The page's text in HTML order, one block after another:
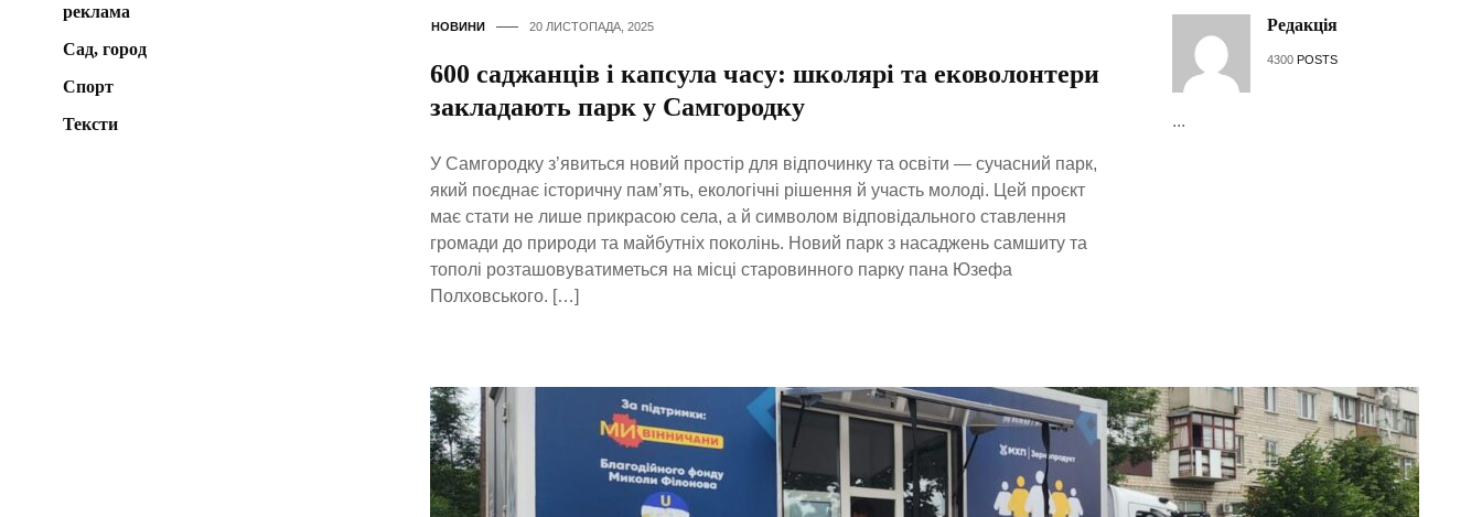
НОВИНИ 20 ЛИСТОПАДА, 2025
600 саджанців і капсула часу: школярі та ековолонтери
закладають парк у Самгородку
У Самгородку з’явиться новий простір для відпочинку та освіти — сучасний парк,
який поєднає історичну пам’ять, екологічні рішення й участь молоді. Цей проєкт
має стати не лише прикрасою села, а й символом відповідального ставлення
громади до природи та майбутніх поколінь. Новий парк з насаджень самшиту та
тополі розташовуватиметься на місці старовинного парку пана Юзефа
Полховського. […]
Редакція
4300 POSTS
...
реклама
Сад, город
Спорт
Тексти